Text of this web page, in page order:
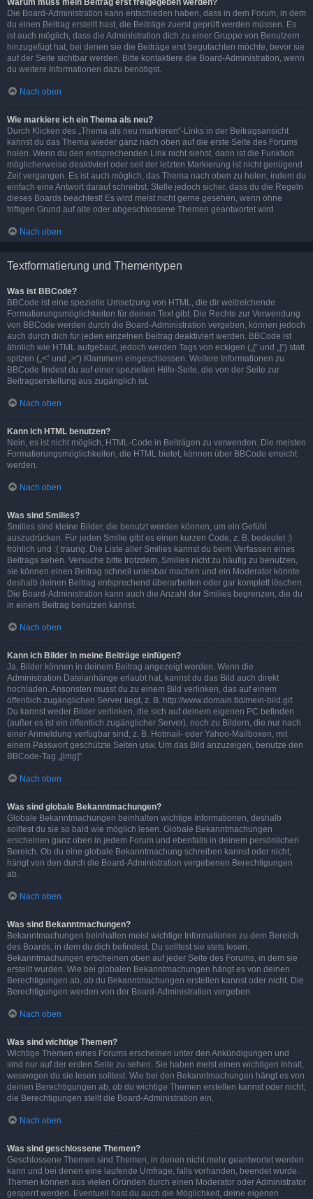
Warum muss mein Beitrag erst freigegeben werden?
Die Board-Administration kann entschieden haben, dass in dem Forum, in dem
du einen Beitrag erstellt hast, die Beiträge zuerst geprüft werden müssen. Es
ist auch möglich, dass die Administration dich zu einer Gruppe von Benutzern
hinzugefügt hat, bei denen sie die Beiträge erst begutachten möchte, bevor sie
auf der Seite sichtbar werden. Bitte kontaktiere die Board-Administration, wenn
du weitere Informationen dazu benötigst.
Nach oben
Wie markiere ich ein Thema als neu?
Durch Klicken des „Thema als neu markieren“-Links in der Beitragsansicht
kannst du das Thema wieder ganz nach oben auf die erste Seite des Forums
holen. Wenn du den entsprechenden Link nicht siehst, dann ist die Funktion
möglicherweise deaktiviert oder seit der letzten Markierung ist nicht genügend
Zeit vergangen. Es ist auch möglich, das Thema nach oben zu holen, indem du
einfach eine Antwort darauf schreibst. Stelle jedoch sicher, dass du die Regeln
dieses Boards beachtest! Es wird meist nicht gerne gesehen, wenn ohne
triftigen Grund auf alte oder abgeschlossene Themen geantwortet wird.
Nach oben
Textformatierung und Thementypen
Was ist BBCode?
BBCode ist eine spezielle Umsetzung von HTML, die dir weitreichende
Formatierungsmöglichkeiten für deinen Text gibt. Die Rechte zur Verwendung
von BBCode werden durch die Board-Administration vergeben, können jedoch
auch durch dich für jeden einzelnen Beitrag deaktiviert werden. BBCode ist
ähnlich wie HTML aufgebaut, jedoch werden Tags von eckigen („[“ und „]“) statt
spitzen („<“ und „>“) Klammern eingeschlossen. Weitere Informationen zu
BBCode findest du auf einer speziellen Hilfe-Seite, die von der Seite zur
Beitragserstellung aus zugänglich ist.
Nach oben
Kann ich HTML benutzen?
Nein, es ist nicht möglich, HTML-Code in Beiträgen zu verwenden. Die meisten
Formatierungsmöglichkeiten, die HTML bietet, können über BBCode erreicht
werden.
Nach oben
Was sind Smilies?
Smilies sind kleine Bilder, die benutzt werden können, um ein Gefühl
auszudrücken. Für jeden Smilie gibt es einen kurzen Code, z. B. bedeutet :)
fröhlich und :( traurig. Die Liste aller Smilies kannst du beim Verfassen eines
Beitrags sehen. Versuche bitte trotzdem, Smilies nicht zu häufig zu benutzen,
sie können einen Beitrag schnell unlesbar machen und ein Moderator könnte
deshalb deinen Beitrag entsprechend überarbeiten oder gar komplett löschen.
Die Board-Administration kann auch die Anzahl der Smilies begrenzen, die du
in einem Beitrag benutzen kannst.
Nach oben
Kann ich Bilder in meine Beiträge einfügen?
Ja, Bilder können in deinem Beitrag angezeigt werden. Wenn die
Administration Dateianhänge erlaubt hat, kannst du das Bild auch direkt
hochladen. Ansonsten musst du zu einem Bild verlinken, das auf einem
öffentlich zugänglichen Server liegt, z. B. http://www.domain.tld/mein-bild.gif.
Du kannst weder Bilder verlinken, die sich auf deinem eigenen PC befinden
(außer es ist ein öffentlich zugänglicher Server), noch zu Bildern, die nur nach
einer Anmeldung verfügbar sind, z. B. Hotmail- oder Yahoo-Mailboxen, mit
einem Passwort geschützte Seiten usw. Um das Bild anzuzeigen, benutze den
BBCode-Tag „[img]“.
Nach oben
Was sind globale Bekanntmachungen?
Globale Bekanntmachungen beinhalten wichtige Informationen, deshalb
solltest du sie so bald wie möglich lesen. Globale Bekanntmachungen
erscheinen ganz oben in jedem Forum und ebenfalls in deinem persönlichen
Bereich. Ob du eine globale Bekanntmachung schreiben kannst oder nicht,
hängt von den durch die Board-Administration vergebenen Berechtigungen
ab.
Nach oben
Was sind Bekanntmachungen?
Bekanntmachungen beinhalten meist wichtige Informationen zu dem Bereich
des Boards, in dem du dich befindest. Du solltest sie stets lesen.
Bekanntmachungen erscheinen oben auf jeder Seite des Forums, in dem sie
erstellt wurden. Wie bei globalen Bekanntmachungen hängt es von deinen
Berechtigungen ab, ob du Bekanntmachungen erstellen kannst oder nicht. Die
Berechtigungen werden von der Board-Administration vergeben.
Nach oben
Was sind wichtige Themen?
Wichtige Themen eines Forums erscheinen unter den Ankündigungen und
sind nur auf der ersten Seite zu sehen. Sie haben meist einen wichtigen Inhalt,
weswegen du sie lesen solltest. Wie bei den Bekanntmachungen hängt es von
deinen Berechtigungen ab, ob du wichtige Themen erstellen kannst oder nicht;
die Berechtigungen stellt die Board-Administration ein.
Nach oben
Was sind geschlossene Themen?
Geschlossene Themen sind Themen, in denen nicht mehr geantwortet werden
kann und bei denen eine laufende Umfrage, falls vorhanden, beendet wurde.
Themen können aus vielen Gründen durch einen Moderator oder Administrator
gesperrt werden. Eventuell hast du auch die Möglichkeit, deine eigenen